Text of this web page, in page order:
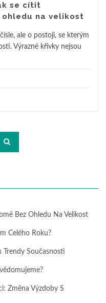
se cítit
ohledu na velikost
ale o postoji, se kterým
Výrazné křivky nejsou
Bez Ohledu Na Velikost
Celého Roku?
Trendy Současnosti
Změna Výzdoby S